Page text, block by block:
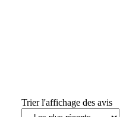
Trier l'affichage des avis